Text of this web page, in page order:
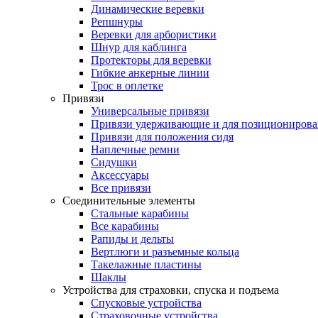
Динамические веревки
Репшнуры
Веревки для арбористики
Шнур для каблинга
Протекторы для веревки
Гибкие анкерные линии
Трос в оплетке
Привязи
Универсальные привязи
Привязи удерживающие и для
Привязи для положения сидя
Наплечные ремни
Сидушки
Аксессуары
Все привязи
Соединительные элементы
Стальные карабины
Все карабины
Рапиды и дельты
Вертлюги и разъемные кольца
Такелажные пластины
Шаклы
Устройства для страховки, спуска и подъема
Спусковые устройства
Страховочные устройства